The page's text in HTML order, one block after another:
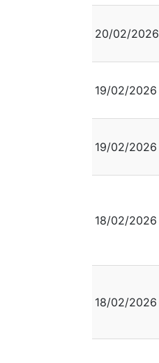
20/02/2026
19/02/2026
19/02/2026
18/02/2026
18/02/2026